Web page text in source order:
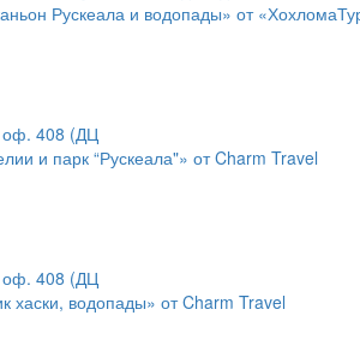
Рускеала и водопады» от
и парк “Рускеала"» от Charm Travel
хаски, водопады» от Charm Travel